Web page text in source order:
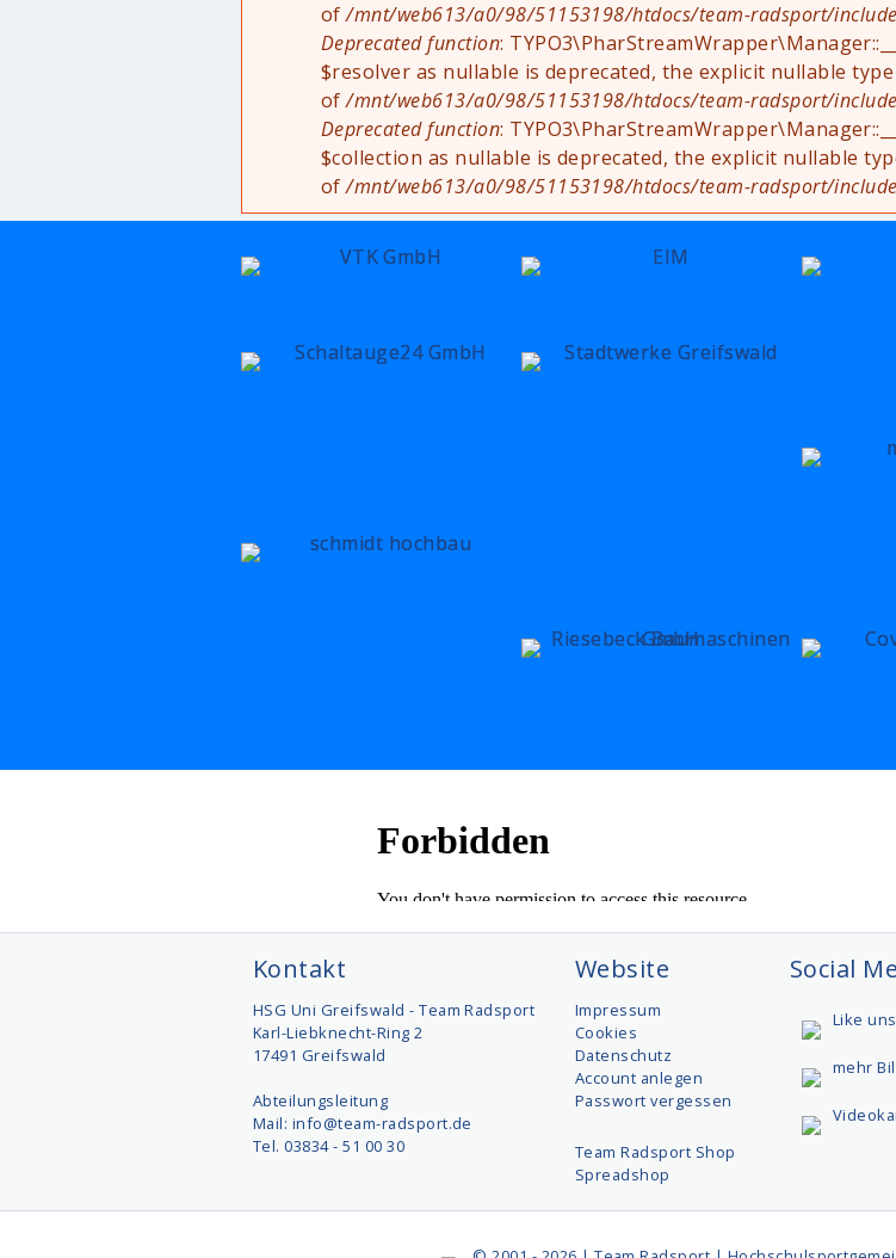
of/mnt/web613/a0/98/51153198/htdocs/team-radsport/
Deprecated function:
$resolver as nullable is deprecated, the explicit nullable
of/mnt/web613/a0/98/51153198/htdocs/team-radsport/
Deprecated function:
$collection as nullable is deprecated, the explicit nullable
of/mnt/web613/a0/98/51153198/htdocs/team-radsport/
Kontakt
HSG Uni Greifswald - Team Radsport
Karl-Liebknecht-Ring 2
17491 Greifswald
Abteilungsleitung
Mail: info@team-radsport.de
Tel. 03834 - 51 00 30
Website
Impressum
Cookies
Datenschutz
Account anlegen
Passwort vergessen
Team Radsport Shop
Spreadshop
Social
Like
mehr